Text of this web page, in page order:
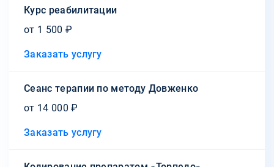
Курс реабилитации
от 1 500 ₽
Заказать услугу
Сеанс терапии по методу Довженко
от 14 000 ₽
Заказать услугу